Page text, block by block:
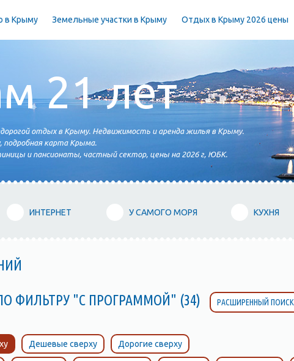
в Крыму Земельные участки в Крыму Отдых в Крыму 2026 цены
21 лет
отдых в Крыму. Недвижимость и аренда жилья в Крыму.
карта Крыма.
и пансионаты, частный сектор, цены на 2026 г, ЮБК.
ИНТЕРНЕТ У САМОГО МОРЯ КУХНЯ
ФИЛЬТРУ "С ПРОГРАММОЙ" (34) РАСШИРЕННЫЙ ПОИСК
Дешевые сверху Дорогие сверху